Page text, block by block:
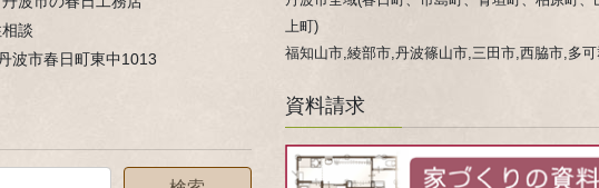
談
波市春日町東中1013
上町)
福知山市,綾部市,丹波篠山市,三田市,西脇市,多
資料請求